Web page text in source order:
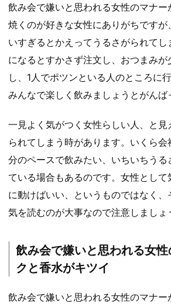
飲み会で嫌いと思われる女性のマナー
焼くのが好きな女性にありがちですが
いすぎるとかえってうるさがられて
になるとすかさず注文し、おつまみが
し、1人でポツンといる人のところに
みんなで楽しく飲みましょうとがんば
一見よく気がつく女性らしい人、と
られてしまう時があります。いくら会
分のペースで飲みたい、いちいちう
ている場合もあるのです。女性として
に動けばいい、というものではなく
気を読むのが大事なので注意しましょ
飲み会で嫌いと思われる女
クと香水がキツイ
飲み会で嫌いと思われる女性のマナー